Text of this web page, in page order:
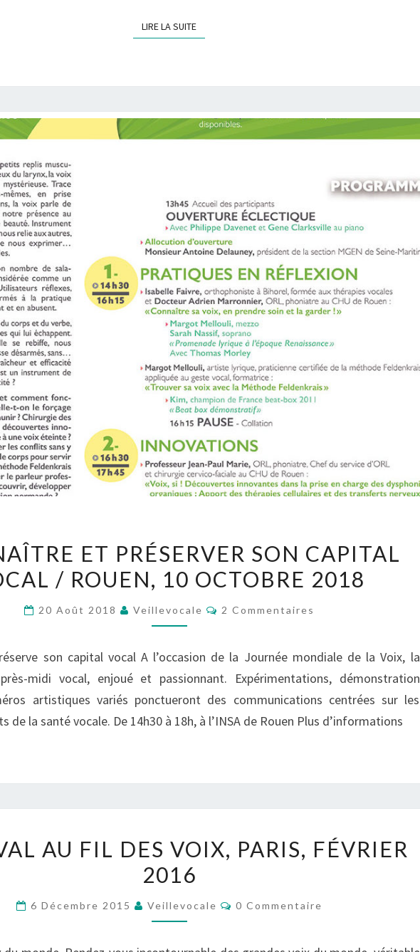
LIRE LA SUITELIRE LA SUITE
ET
PRÉSERVER
CAPITAL
/
ROUEN,
10
OCTOBRE
ET PRÉSERVER SON CAPITAL
/ ROUEN, 10 OCTOBRE 2018
20 Août 2018 Veillevocale Commentaires
2 Commentaires
son capital vocal A l’occasion de la Journée mondiale de la Voix, la
midi vocal, enjoué et passionnant. Expérimentations, démonstration
artistiques variés ponctueront des communications centrées sur les
de la santé vocale. De 14h30 à 18h, à l’INSA de Rouen Plus d’informations
AU
FIL
VOIX,
AU FIL DES VOIX, PARIS, FÉVRIER
2016
6 Décembre 2015 Veillevocale Commentaires
0 Commentaire